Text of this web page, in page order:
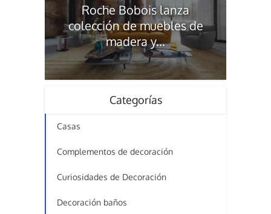
Roche Bobois lanza
colección de muebles de
madera y...
Categorías
Casas
Complementos de decoración
Curiosidades de Decoración
Decoración baños